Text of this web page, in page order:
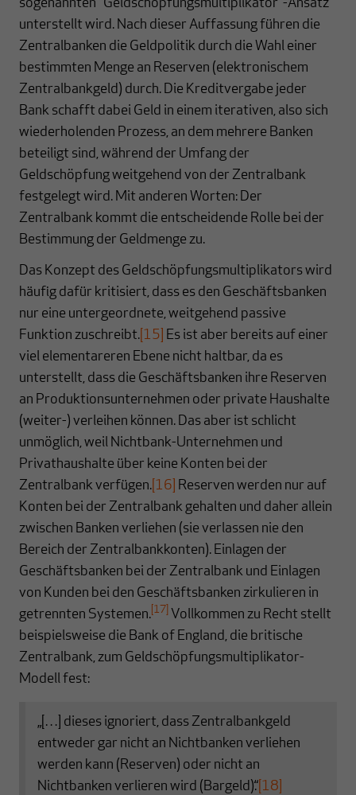
sogenannten "Geldschöpfungsmultiplikator"-Ansatz
unterstellt wird. Nach dieser Auffassung führen die
Zentralbanken die Geldpolitik durch die Wahl einer
bestimmten Menge an Reserven (elektronischem
Zentralbankgeld) durch. Die Kreditvergabe jeder
Bank schafft dabei Geld in einem iterativen, also sich
wiederholenden Prozess, an dem mehrere Banken
beteiligt sind, während der Umfang der
Geldschöpfung weitgehend von der Zentralbank
festgelegt wird. Mit anderen Worten: Der
Zentralbank kommt die entscheidende Rolle bei der
Bestimmung der Geldmenge zu.
Das Konzept des Geldschöpfungsmultiplikators wird
häufig dafür kritisiert, dass es den Geschäftsbanken
nur eine untergeordnete, weitgehend passive
Funktion zuschreibt. [15] Es ist aber bereits auf einer
viel elementareren Ebene nicht haltbar, da es
unterstellt, dass die Geschäftsbanken ihre Reserven
an Produktionsunternehmen oder private Haushalte
(weiter-) verleihen können. Das aber ist schlicht
unmöglich, weil Nichtbank-Unternehmen und
Privathaushalte über keine Konten bei der
Zentralbank verfügen. [16] Reserven werden nur auf
Konten bei der Zentralbank gehalten und daher allein
zwischen Banken verliehen (sie verlassen nie den
Bereich der Zentralbankkonten). Einlagen der
Geschäftsbanken bei der Zentralbank und Einlagen
von Kunden bei den Geschäftsbanken zirkulieren in
getrennten Systemen. [17]
Vollkommen zu Recht stellt
beispielsweise die Bank of England, die britische
Zentralbank, zum Geldschöpfungsmultiplikator-
Modell fest:
„[…] dieses ignoriert, dass Zentralbankgeld
entweder gar nicht an Nichtbanken verliehen
werden kann (Reserven) oder nicht an
Nichtbanken verlieren wird (Bargeld).“ [18]